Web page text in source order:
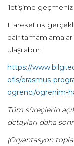
iletişime
Hareketlilik
dair
ulaşılabilir:
https://
ofis/erasmus-
ogrenci/ogrenim-
Tüm süreçlerin
detayları daha
(Oryantasyon